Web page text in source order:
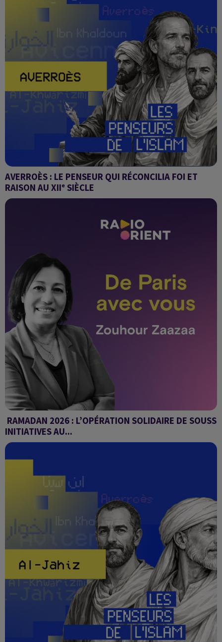
AVERROÈS : LE PENSEUR QUI RÉCONCILIA FOI ET
RAISON AU XIIᵉ SIÈCLE
Les penseurs de l'Islam
RAMADAN 2026 : L’OPÉRATION SOLIDAIRE DE SOUSS
INITIATIVES AU...
De Paris avec vous